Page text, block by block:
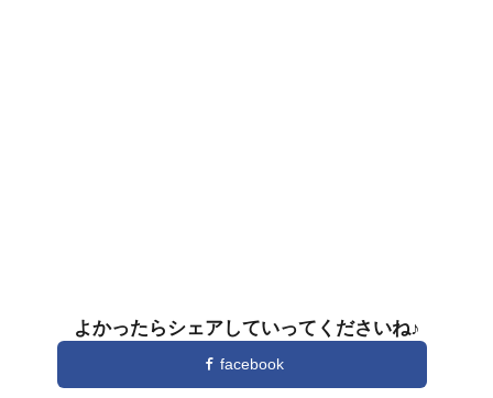
よかったらシェアしていってくださいね♪
facebook